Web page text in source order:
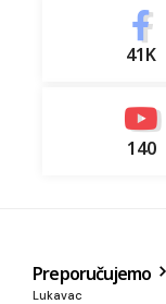
41K
140
Preporučujemo
Lukavac